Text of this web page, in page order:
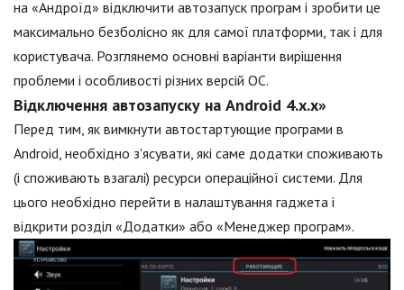
на «Андроїд» відключити автозапуск програм і зробити це
максимально безболісно як для самої платформи, так і для
користувача. Розглянемо основні варіанти вирішення
проблеми і особливості різних версій ОС.
Відключення автозапуску на Android 4.х.х»
Перед тим, як вимкнути автостартующие програми в
Android, необхідно з'ясувати, які саме додатки споживають
(і споживають взагалі) ресурси операційної системи. Для
цього необхідно перейти в налаштування гаджета і
відкрити розділ «Додатки» або «Менеджер програм».